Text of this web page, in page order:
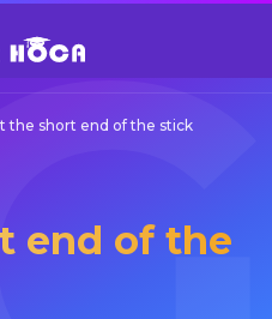
the short end of the stick
end of the